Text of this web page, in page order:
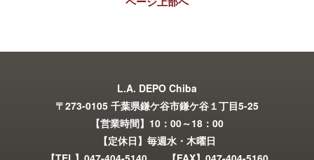
L.A. DEPO Chiba
〒273-0105 千葉県鎌ケ谷市鎌ケ谷１丁目5-25
【営業時間】10：00～18：00
【定休日】毎週水・木曜日